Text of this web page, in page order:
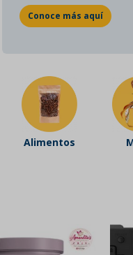
Conoce más aquí
Alimentos